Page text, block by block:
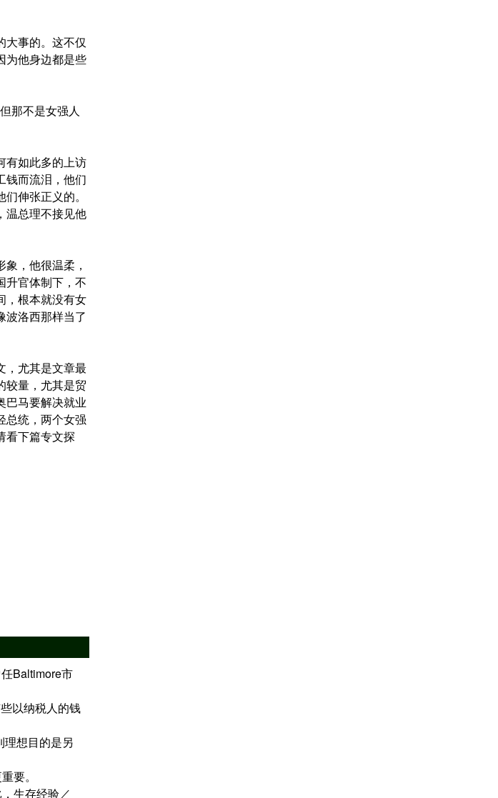
大事的。这不仅
为他身边都是些
那不是女强人
有如此多的上访
钱而流泪，他们
伸张正义的。
温总理不接见他
，他很温柔，
升官体制下，不
，根本就没有女
波洛西那样当了
，尤其是文章最
较量，尤其是贸
巴马要解决就业
总统，两个女强
看下篇专文探
Baltimore市
以纳税人的钱
理想目的是另
要。
生存经验／